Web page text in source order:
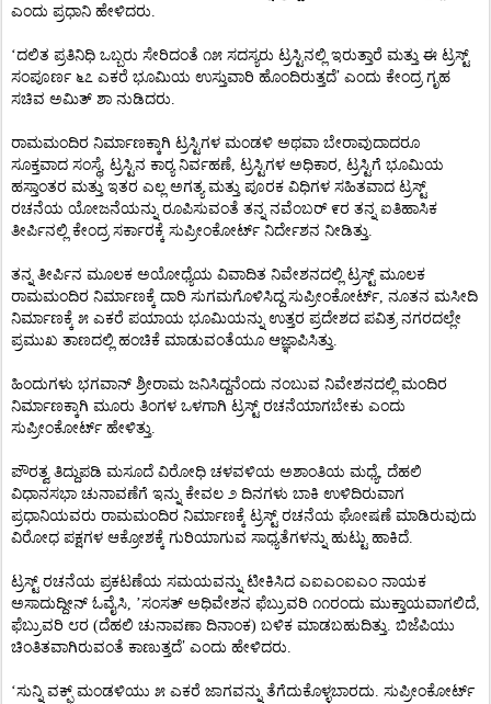
ಎಂದು ಪ್ರಧಾನಿ ಹೇಳಿದರು.
‘ದಲಿತ ಪ್ರತಿನಿಧಿ ಒಬ್ಬರು ಸೇರಿದಂತೆ ೧೫ ಸದಸ್ಯರು ಟ್ರಸ್ಟಿನಲ್ಲಿ ಇರುತ್ತಾರೆ ಮತ್ತು ಈ ಟ್ರಸ್ಟ್
ಸಂಪೂರ್ಣ ೬೭ ಎಕರೆ ಭೂಮಿಯ ಉಸ್ತುವಾರಿ ಹೊಂದಿರುತ್ತದೆ’ ಎಂದು ಕೇಂದ್ರ ಗೃಹ
ಸಚಿವ ಅಮಿತ್ ಶಾ ನುಡಿದರು.
ರಾಮಮಂದಿರ ನಿರ್ಮಾಣಕ್ಕಾಗಿ ಟ್ರಸ್ಟಿಗಳ ಮಂಡಳಿ ಅಥವಾ ಬೇರಾವುದಾದರೂ
ಸೂಕ್ತವಾದ ಸಂಸ್ಥೆ, ಟ್ರಸ್ಟಿನ ಕಾರ್‍ಯ ನಿರ್ವಹಣೆ, ಟ್ರಸ್ಟಿಗಳ ಅಧಿಕಾರ, ಟ್ರಸ್ಟಿಗೆ ಭೂಮಿಯ
ಹಸ್ತಾಂತರ ಮತ್ತು ಇತರ ಎಲ್ಲ ಅಗತ್ಯ ಮತ್ತು ಪೂರಕ ವಿಧಿಗಳ ಸಹಿತವಾದ ಟ್ರಸ್ಟ್
ರಚನೆಯ ಯೋಜನೆಯನ್ನು ರೂಪಿಸುವಂತೆ ತನ್ನ ನವೆಂಬರ್ ೯ರ ತನ್ನ ಐತಿಹಾಸಿಕ
ತೀರ್ಪಿನಲ್ಲಿ ಕೇಂದ್ರ ಸರ್ಕಾರಕ್ಕೆ ಸುಪ್ರೀಂಕೋರ್ಟ್ ನಿರ್ದೇಶನ ನೀಡಿತ್ತು.
ತನ್ನ ತೀರ್ಪಿನ ಮೂಲಕ ಅಯೋಧ್ಯೆಯ ವಿವಾದಿತ ನಿವೇಶನದಲ್ಲಿ ಟ್ರಸ್ಟ್ ಮೂಲಕ
ರಾಮಮಂದಿರ ನಿರ್ಮಾಣಕ್ಕೆ ದಾರಿ ಸುಗಮಗೊಳಿಸಿದ್ದ ಸುಪ್ರೀಂಕೋರ್ಟ್, ನೂತನ ಮಸೀದಿ
ನಿರ್ಮಾಣಕ್ಕೆ ೫ ಎಕರೆ ಪಯಾಯ ಭೂಮಿಯನ್ನು ಉತ್ತರ ಪ್ರದೇಶದ ಪವಿತ್ರ ನಗರದಲ್ಲೇ
ಪ್ರಮುಖ ತಾಣದಲ್ಲಿ ಹಂಚಿಕೆ ಮಾಡುವಂತೆಯೂ ಆಜ್ಞಾಪಿಸಿತ್ತು.
ಹಿಂದುಗಳು ಭಗವಾನ್ ಶ್ರೀರಾಮ ಜನಿಸಿದ್ದನೆಂದು ನಂಬುವ ನಿವೇಶನದಲ್ಲಿ ಮಂದಿರ
ನಿರ್ಮಾಣಕ್ಕಾಗಿ ಮೂರು ತಿಂಗಳ ಒಳಗಾಗಿ ಟ್ರಸ್ಟ್ ರಚನೆಯಾಗಬೇಕು ಎಂದು
ಸುಪ್ರೀಂಕೋರ್ಟ್ ಹೇಳಿತ್ತು.
ಪೌರತ್ವ ತಿದ್ದುಪಡಿ ಮಸೂದೆ ವಿರೋಧಿ ಚಳವಳಿಯ ಅಶಾಂತಿಯ ಮಧ್ಯೆ, ದೆಹಲಿ
ವಿಧಾನಸಭಾ ಚುನಾವಣೆಗೆ ಇನ್ನು ಕೇವಲ ೨ ದಿನಗಳು ಬಾಕಿ ಉಳಿದಿರುವಾಗ
ಪ್ರಧಾನಿಯವರು ರಾಮಮಂದಿರ ನಿರ್ಮಾಣಕ್ಕೆ ಟ್ರಸ್ಟ್ ರಚನೆಯ ಘೋಷಣೆ ಮಾಡಿರುವುದು
ವಿರೋಧ ಪಕ್ಷಗಳ ಆಕ್ರೋಶಕ್ಕೆ ಗುರಿಯಾಗುವ ಸಾಧ್ಯತೆಗಳನ್ನು ಹುಟ್ಟು ಹಾಕಿದೆ.
ಟ್ರಸ್ಟ್ ರಚನೆಯ ಪ್ರಕಟಣೆಯ ಸಮಯವನ್ನು ಟೀಕಿಸಿದ ಎಐಎಂಐಎಂ ನಾಯಕ
ಅಸಾದುದ್ದೀನ್ ಓವೈಸಿ, ’ಸಂಸತ್ ಅಧಿವೇಶನ ಫೆಬ್ರುವರಿ ೧೧ರಂದು ಮುಕ್ತಾಯವಾಗಲಿದೆ,
ಫೆಬ್ರುವರಿ ೮ರ (ದೆಹಲಿ ಚುನಾವಣಾ ದಿನಾಂಕ) ಬಳಿಕ ಮಾಡಬಹುದಿತ್ತು. ಬಿಜೆಪಿಯು
ಚಿಂತಿತವಾಗಿರುವಂತೆ ಕಾಣುತ್ತದೆ’ ಎಂದು ಹೇಳಿದರು.
‘ಸುನ್ನಿ ವಕ್ಫ್ ಮಂಡಳಿಯು ೫ ಎಕರೆ ಜಾಗವನ್ನು ತೆಗೆದುಕೊಳ್ಳಬಾರದು. ಸುಪ್ರೀಂಕೋರ್ಟ್